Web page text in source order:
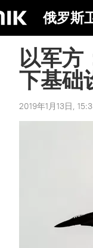
俄罗斯
以军方
下基础
2019年1月13日,